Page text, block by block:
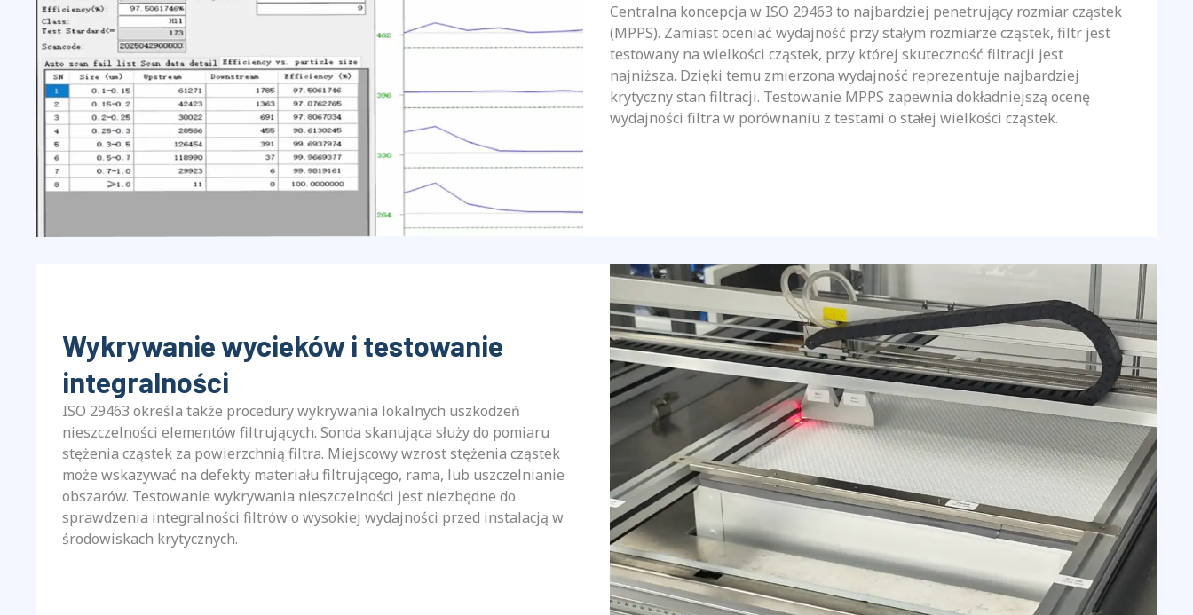
Centralna koncepcja w ISO 29463 to najbardziej penetrujący rozmiar cząstek
(MPPS). Zamiast oceniać wydajność przy stałym rozmiarze cząstek, filtr jest
testowany na wielkości cząstek, przy której skuteczność filtracji jest
najniższa. Dzięki temu zmierzona wydajność reprezentuje najbardziej
krytyczny stan filtracji. Testowanie MPPS zapewnia dokładniejszą ocenę
wydajności filtra w porównaniu z testami o stałej wielkości cząstek.
Wykrywanie wycieków i testowanie
integralności
ISO 29463 określa także procedury wykrywania lokalnych uszkodzeń
nieszczelności elementów filtrujących. Sonda skanująca służy do pomiaru
stężenia cząstek za powierzchnią filtra. Miejscowy wzrost stężenia cząstek
może wskazywać na defekty materiału filtrującego, rama, lub uszczelnianie
obszarów. Testowanie wykrywania nieszczelności jest niezbędne do
sprawdzenia integralności filtrów o wysokiej wydajności przed instalacją w
środowiskach krytycznych.